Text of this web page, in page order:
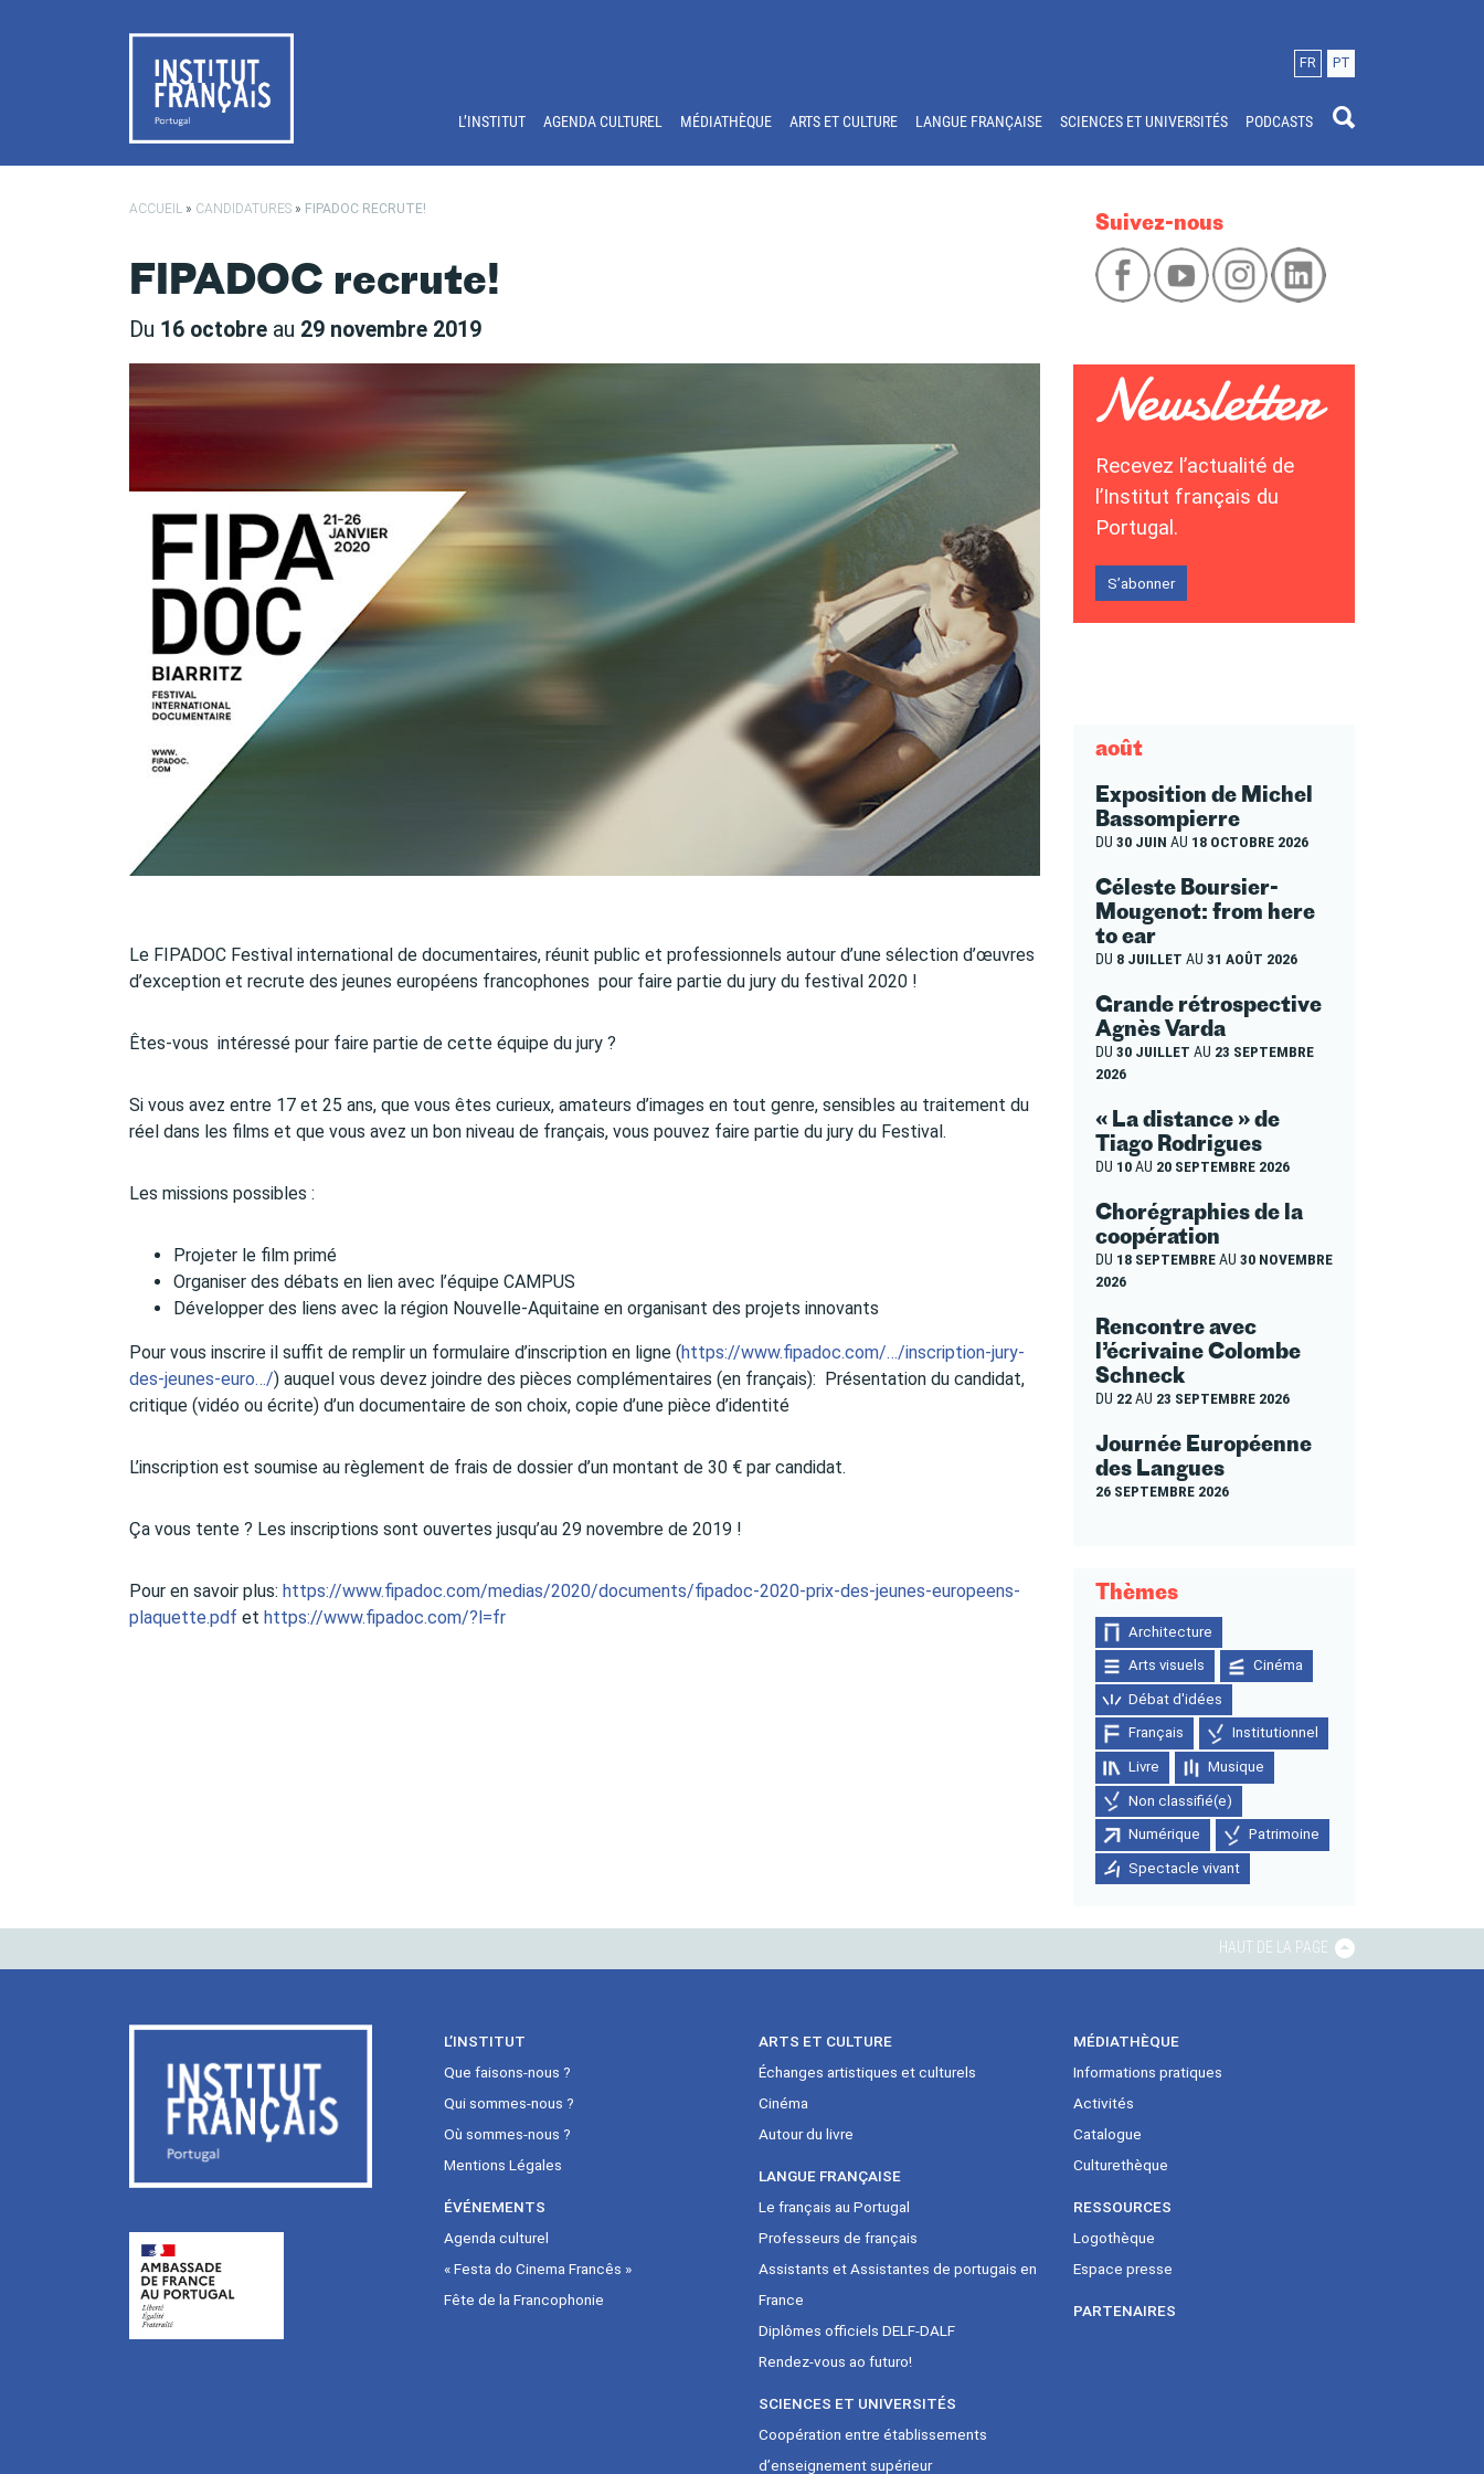
FR PT
L’INSTITUT AGENDA CULTUREL MÉDIATHÈQUE ARTS ET CULTURE LANGUE FRANÇAISE SCIENCES ET UNIVERSITÉS PODCASTS
ACCUEIL » CANDIDATURES » FIPADOC RECRUTE!
FIPADOC recrute!
Du 16 octobre au 29 novembre 2019
Le FIPADOC Festival international de documentaires, réunit public et professionnels autour d’une sélection d’œuvres
d’exception et recrute des jeunes européens francophones pour faire partie du jury du festival 2020 !
Êtes-vous intéressé pour faire partie de cette équipe du jury ?
Si vous avez entre 17 et 25 ans, que vous êtes curieux, amateurs d’images en tout genre, sensibles au traitement du
réel dans les films et que vous avez un bon niveau de français, vous pouvez faire partie du jury du Festival.
Les missions possibles :
Projeter le film primé
Organiser des débats en lien avec l’équipe CAMPUS
Développer des liens avec la région Nouvelle-Aquitaine en organisant des projets innovants
Pour vous inscrire il suffit de remplir un formulaire d’inscription en ligne (https://www.fipadoc.com/…/inscription-jury-
des-jeunes-euro…/) auquel vous devez joindre des pièces complémentaires (en français): Présentation du candidat,
critique (vidéo ou écrite) d’un documentaire de son choix, copie d’une pièce d’identité
L’inscription est soumise au règlement de frais de dossier d’un montant de 30 € par candidat.
Ça vous tente ? Les inscriptions sont ouvertes jusqu’au 29 novembre de 2019 !
Pour en savoir plus: https://www.fipadoc.com/medias/2020/documents/fipadoc-2020-prix-des-jeunes-europeens-
plaquette.pdf et https://www.fipadoc.com/?l=fr
Suivez-nous
Recevez l’actualité de
l’Institut français du
Portugal.
S’abonner
août
Exposition de Michel
Bassompierre
DU 30 JUIN AU 18 OCTOBRE 2026
Céleste Boursier-
Mougenot: from here
to ear
DU 8 JUILLET AU 31 AOÛT 2026
Grande rétrospective
Agnès Varda
DU 30 JUILLET AU 23 SEPTEMBRE
2026
« La distance » de
Tiago Rodrigues
DU 10AU 20 SEPTEMBRE 2026
Chorégraphies de la
coopération
DU 18 SEPTEMBREAU 30 NOVEMBRE
2026
Rencontre avec
l’écrivaine Colombe
Schneck
DU 22AU 23 SEPTEMBRE 2026
Journée Européenne
des Langues
26 SEPTEMBRE 2026
Thèmes
Architecture
Arts visuels Cinéma
Débat d'idées
Français Institutionnel
Livre Musique
Non classifié(e)
Numérique Patrimoine
Spectacle vivant
HAUT DE LA PAGE
L’INSTITUT
Que faisons-nous ?
Qui sommes-nous ?
Où sommes-nous ?
Mentions Légales
ÉVÉNEMENTS
Agenda culturel
« Festa do Cinema Francês »
Fête de la Francophonie
ARTS ET CULTURE
Échanges artistiques et culturels
Cinéma
Autour du livre
LANGUE FRANÇAISE
Le français au Portugal
Professeurs de français
Assistants et Assistantes de portugais en
France
Diplômes officiels DELF-DALF
Rendez-vous ao futuro!
SCIENCES ET UNIVERSITÉS
Coopération entre établissements
d’enseignement supérieur
MÉDIATHÈQUE
Informations pratiques
Activités
Catalogue
Culturethèque
RESSOURCES
Logothèque
Espace presse
PARTENAIRES